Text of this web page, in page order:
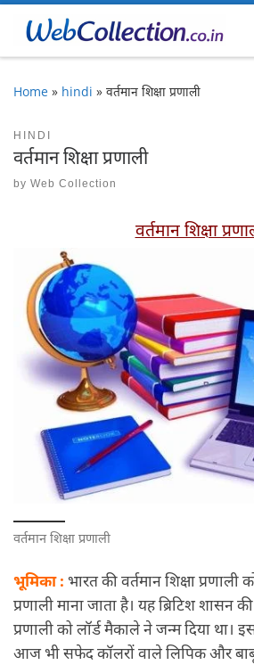
Skip to content
Home » hindi » वर्तमान शिक्षा प्रणाली
HINDI
वर्तमान शिक्षा प्रणाली
by Web Collection
वर्तमान शिक्षा
वर्तमान शिक्षा प्रणाली
भूमिका : भारत की वर्तमान शिक्षा प्रणाली
प्रणाली माना जाता है। यह ब्रिटिश शासन
प्रणाली को लॉर्ड मैकाले ने जन्म दिया था।
आज भी सफेद कॉलरों वाले लिपिक और बाबू